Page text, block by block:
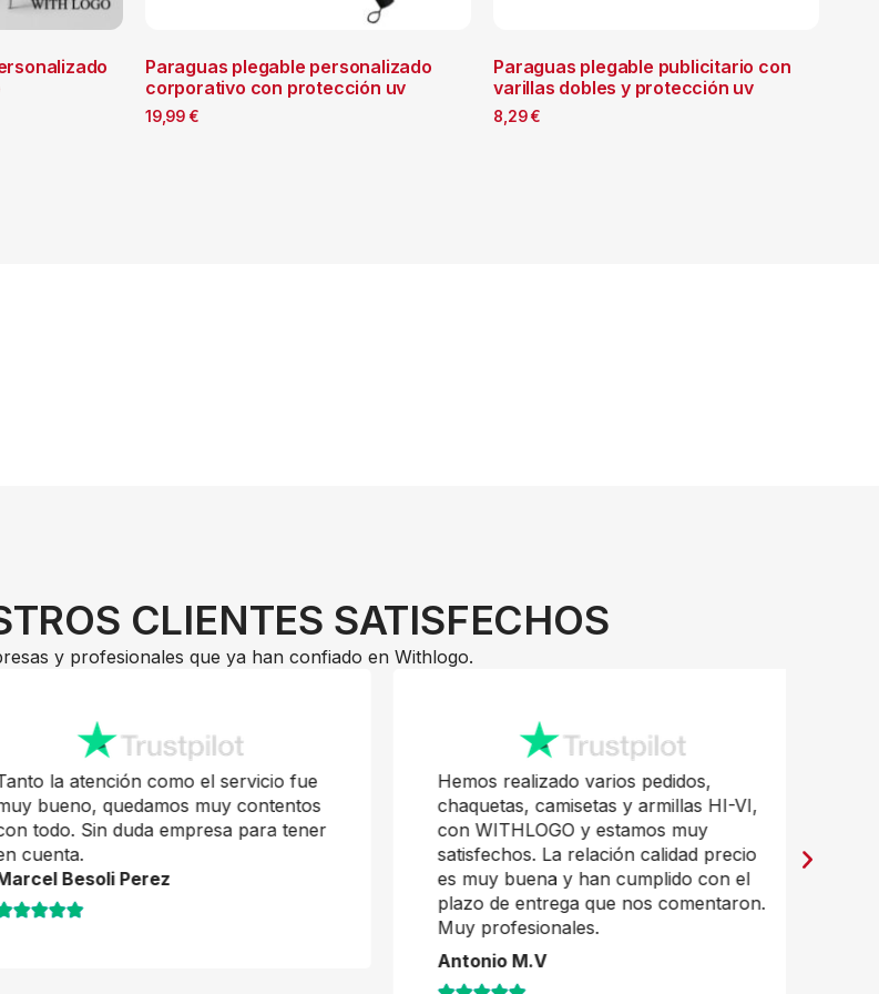
Paraguas plegable personalizado
corporativo con protección uv
19,99 €
Paraguas plegable publicitario con
varillas dobles y protección uv
8,29€
CLIENTES SATISFECHOS
y profesionales que ya han confiado en Withlogo.
la atención como el servicio fue
bueno, quedamos muy contentos
todo. Sin duda empresa para tener
Besoli Perez
Hemos realizado varios pedidos,
chaquetas, camisetas y armillas HI-VI,
con WITHLOGO y estamos muy
satisfechos. La relación calidad precio
es muy buena y han cumplido con el
plazo de entrega que nos comentaron.
Muy profesionales.
Antonio M.V